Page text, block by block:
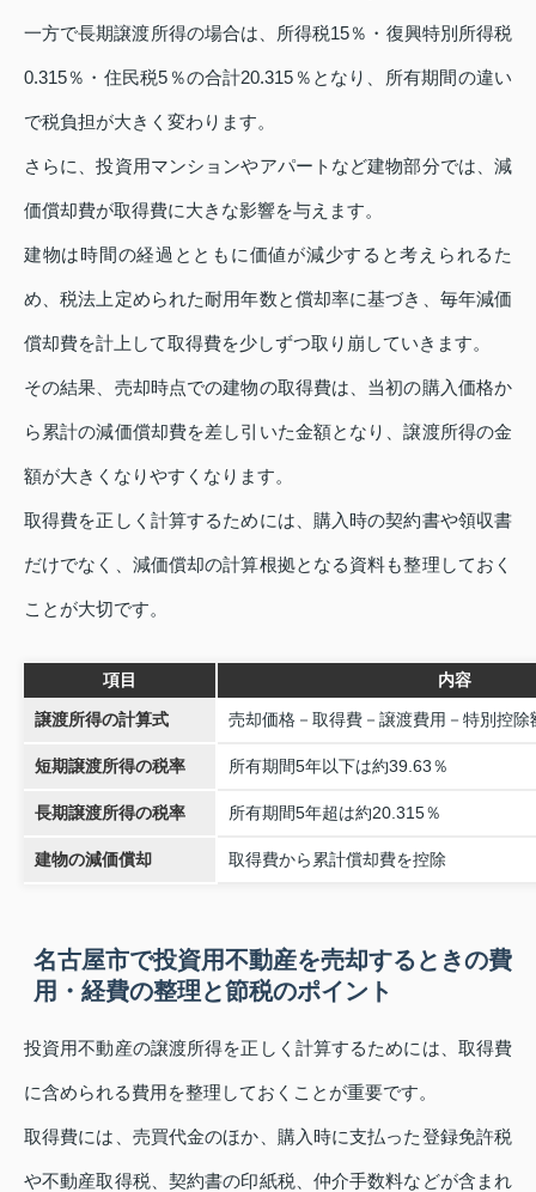
一方で長期譲渡所得の場合は、所得税15％・復興特別所得税
0.315％・住民税5％の合計20.315％となり、所有期間の違い
で税負担が大きく変わります。
さらに、投資用マンションやアパートなど建物部分では、減
価償却費が取得費に大きな影響を与えます。
建物は時間の経過とともに価値が減少すると考えられるた
め、税法上定められた耐用年数と償却率に基づき、毎年減価
償却費を計上して取得費を少しずつ取り崩していきます。
その結果、売却時点での建物の取得費は、当初の購入価格か
ら累計の減価償却費を差し引いた金額となり、譲渡所得の金
額が大きくなりやすくなります。
取得費を正しく計算するためには、購入時の契約書や領収書
だけでなく、減価償却の計算根拠となる資料も整理しておく
ことが大切です。
項目 内容
譲渡所得の計算式 売却価格－取得費－譲渡費用－特別控除
短期譲渡所得の税率 所有期間5年以下は約39.63％
長期譲渡所得の税率 所有期間5年超は約20.315％
建物の減価償却 取得費から累計償却費を控除
名古屋市で投資用不動産を売却するときの費
用・経費の整理と節税のポイント
投資用不動産の譲渡所得を正しく計算するためには、取得費
に含められる費用を整理しておくことが重要です。
取得費には、売買代金のほか、購入時に支払った登録免許税
や不動産取得税、契約書の印紙税、仲介手数料などが含まれ